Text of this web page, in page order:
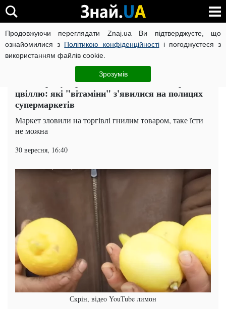
Продовжуючи переглядати Znaj.ua Ви підтверджуєте, що
ознайомилися з Політикою конфіденційностіі погоджуєтеся з
використанням файлів cookie.
Зрозумів
ВІЙНА РОСІЇ ПРОТИ УКРАЇНИ КОРОНАВІРУС В УКРАЇНІ
Івано-Франківськ ЧИТАТЬ НА РУССКОМ
Сезон грипу в розпалі, а лимони вже вкрилися
цвіллю: які "вітаміни" з'явилися на полицях
супермаркетів
Маркет зловили на торгівлі гнилим товаром, таке їсти
не можна
30 вересня, 16:40
Скрін, відео YouTube лимон